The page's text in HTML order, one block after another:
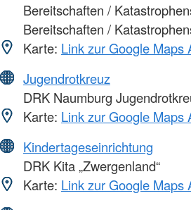
Bereitschaften /
Bereitschaften /
Karte: Link zur Google Maps
Jugendrotkreuz
DRK Naumburg
Karte: Link zur Google Maps
Kindertageseinrichtung
DRK Kita „Zwergenland“
Karte: Link zur Google Maps